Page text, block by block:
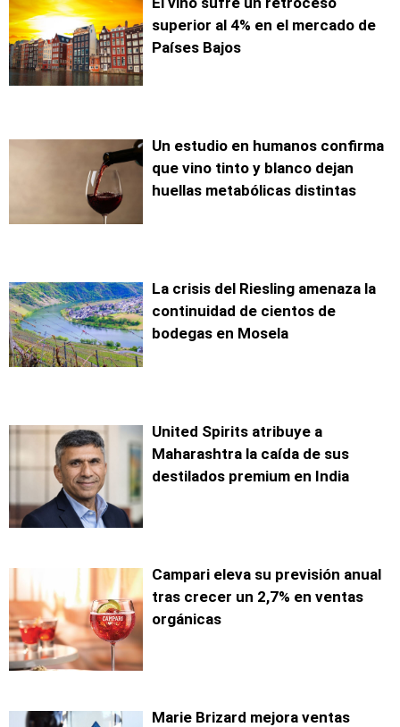
superior al 4% en el mercado de
Países Bajos
Un estudio en humanos confirma
que vino tinto y blanco dejan
huellas metabólicas distintas
La crisis del Riesling amenaza la
continuidad de cientos de
bodegas en Mosela
United Spirits atribuye a
Maharashtra la caída de sus
destilados premium en India
Campari eleva su previsión anual
tras crecer un 2,7% en ventas
orgánicas
Marie Brizard mejora ventas